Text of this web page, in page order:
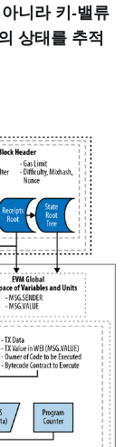
니라 키-밸류
상태를 추적